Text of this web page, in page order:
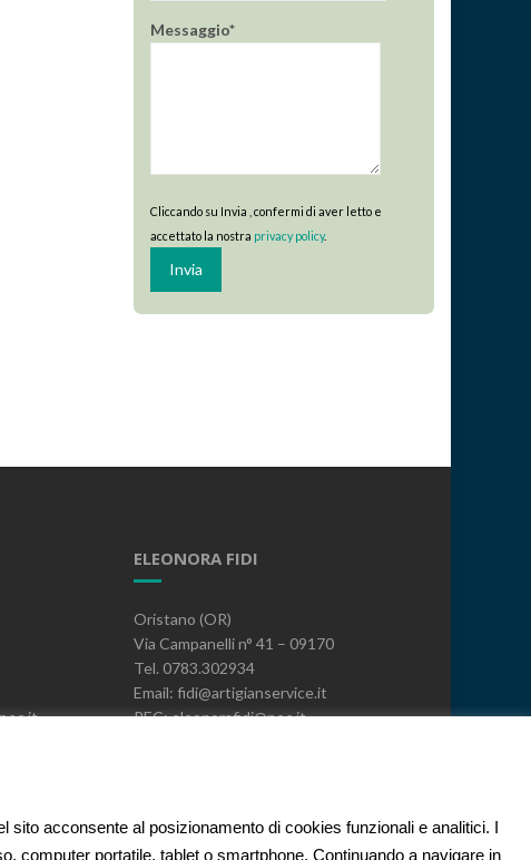
Messaggio*
Cliccando su Invia , confermi di aver letto e
accettato la nostra privacy policy.
ELEONORA FIDI
Oristano (OR)
Via Campanelli n° 41 – 09170
Tel. 0783.302934
Email: fidi@artigianservice.it
PEC: eleonorafidi@pec.it
sito acconsente al posizionamento di cookies funzionali e analitici. I
computer portatile, tablet o smartphone. Continuando a navigare in